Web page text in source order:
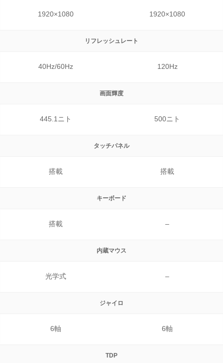
1920×1080 1920×1080
リフレッシュレート
40Hz/60Hz 120Hz
画面輝度
445.1ニト 500ニト
タッチパネル
搭載 搭載
キーボード
搭載 –
内蔵マウス
光学式 –
ジャイロ
6軸 6軸
TDP